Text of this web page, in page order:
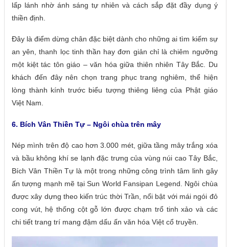
lấp lánh nhờ ánh sáng tự nhiên và cách sắp đặt đầy dụng ý
thiền định.
Đây là điểm dừng chân đặc biệt dành cho những ai tìm kiếm sự
an yên, thanh lọc tinh thần hay đơn giản chỉ là chiêm ngưỡng
một kiệt tác tôn giáo – văn hóa giữa thiên nhiên Tây Bắc. Du
khách đến đây nên chọn trang phục trang nghiêm, thể hiện
lòng thành kính trước biểu tượng thiêng liêng của Phật giáo
Việt Nam.
6. Bích Vân Thiền Tự – Ngôi chùa trên mây
Nép mình trên độ cao hơn 3.000 mét, giữa tầng mây trắng xóa
và bầu không khí se lạnh đặc trưng của vùng núi cao Tây Bắc,
Bích Vân Thiền Tự là một trong những công trình tâm linh gây
ấn tượng mạnh mẽ tại Sun World Fansipan Legend. Ngôi chùa
được xây dựng theo kiến trúc thời Trần, nổi bật với mái ngói đỏ
cong vút, hệ thống cột gỗ lớn được chạm trổ tinh xảo và các
chi tiết trang trí mang đậm dấu ấn văn hóa Việt cổ truyền.